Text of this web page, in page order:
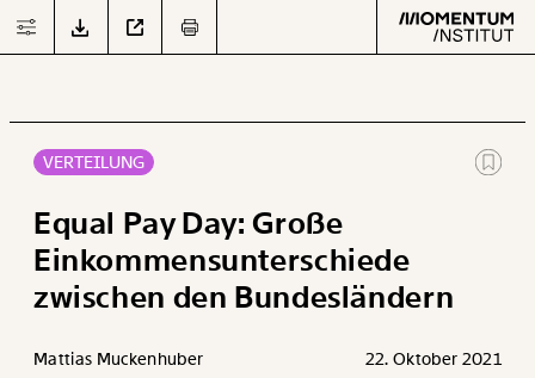
Arbeit
Verteilung
Text second
VERTEILUNG
Equal Pay Day: Große
Einkommensunterschiede
zwischen den Bundesländern
Mattias Muckenhuber 22. Oktober 2021